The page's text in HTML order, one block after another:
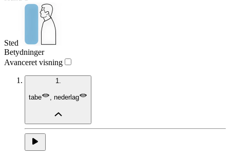
Sted
Betydninger
Avanceret visning
1.
tabe , nederlag